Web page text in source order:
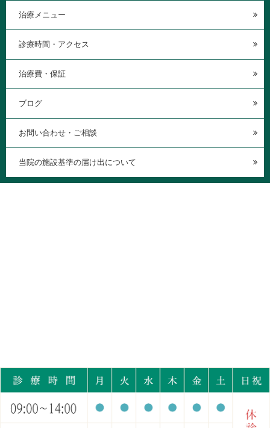
治療メニュー
診療時間・アクセス
治療費・保証
ブログ
お問い合わせ・ご相談
当院の施設基準の届け出について